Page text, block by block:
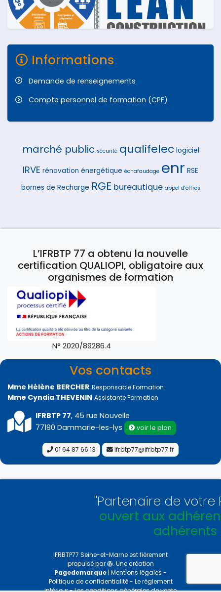
Informations
Demande de renseignements
Compte personnel de formation (CPF)
marché public sécurité qualifelec logiciel
IRVE rénovation énergétique échafaudage enr RSE
bornes de Recharge RGE bureautique appel d'offres
L’IFRBTP 77 a obtenu la nouvelle
certification QUALIOPI, obligatoire aux
organismes de formation
N° 2020/89286.4
Vos contacts
Mme Hélène BERCHER Responsable Formation
Mme Cyndia THEVENIN Assistante Formation
IFRBTP 77, 45 rue Nouvelle
77190 Dammarie-les-lys
voir le plan
01 64 87 66 13 ifrbtp77@ifrbtp77.fr
"Partenaire de votre
ouvert aux adhérents
adhérents !"
IFRBTP77 Seine-et-Marneest fièrement
propulsé par
. Une création
Pagedemarque | Mentions légales -
Politique de confidentialité- Le règlement
intérieur-Les conditions générales de vente